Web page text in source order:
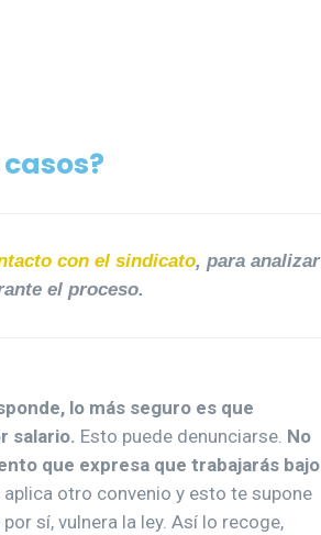
con el sindicato, para analizar
el proceso.
lo más seguro es que
salario. Esto puede denunciarse. No
que expresa que trabajarás bajo
aplica otro convenio y esto te supone
sí, vulnera la ley. Así lo recoge,